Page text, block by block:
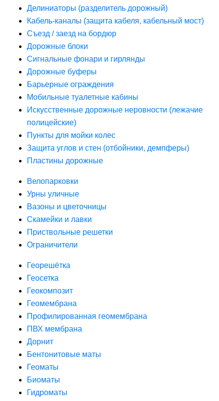
Делиниаторы (разделитель дорожный)
Кабель-каналы (защита кабеля, кабельный мост)
Съезд / заезд на бордюр
Дорожные блоки
Сигнальные фонари и гирлянды
Дорожные буферы
Барьерные ограждения
Мобильные туалетные кабины
Искусственные дорожные неровности (лежачие
полицейские)
Пункты для мойки колес
Защита углов и стен (отбойники, демпферы)
Пластины дорожные
Велопарковки
Урны уличные
Вазоны и цветочницы
Скамейки и лавки
Приствольные решетки
Ограничители
Георешётка
Геосетка
Геокомпозит
Геомембрана
Профилированная геомембрана
ПВХ мембрана
Дорнит
Бентонитовые маты
Геоматы
Биоматы
Гидроматы